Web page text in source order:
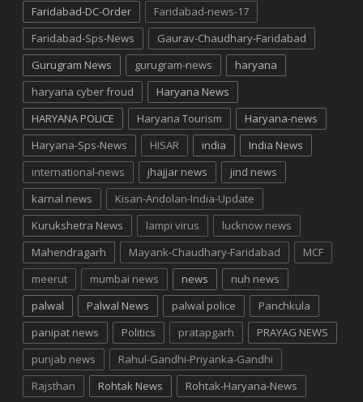
Faridabad-DC-Order
Faridabad-news-17
Faridabad-Sps-News
Gaurav-Chaudhary-Faridabad
Gurugram News
gurugram-news
haryana
haryana cyber froud
Haryana News
HARYANA POLICE
Haryana Tourism
Haryana-news
Haryana-Sps-News
HISAR india
India News
international-news
jhajjar news
jind news
karnal news
Kisan-Andolan-India-Update
Kurukshetra News
lampi virus
lucknow news
Mahendragarh
Mayank-Chaudhary-Faridabad
MCF
meerut
mumbai news news
nuh news
palwal
Palwal News palwal police
Panchkula
panipat news
Politics pratapgarh
PRAYAG NEWS
punjab news
Rahul-Gandhi-Priyanka-Gandhi
Rajsthan
Rohtak News Rohtak-Haryana-News